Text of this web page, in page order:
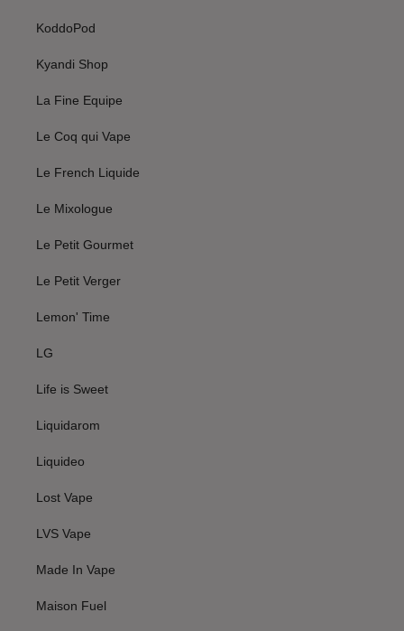
KoddoPod
Kyandi Shop
La Fine Equipe
Le Coq qui Vape
Le French Liquide
Le Mixologue
Le Petit Gourmet
Le Petit Verger
Lemon' Time
LG
Life is Sweet
Liquidarom
Liquideo
Lost Vape
LVS Vape
Made In Vape
Maison Fuel